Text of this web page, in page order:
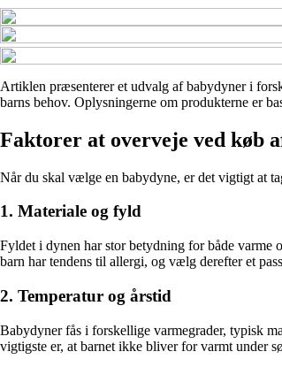
Artiklen præsenterer et udvalg af babydyner i
barns behov. Oplysningerne om produkterne er
Faktorer at overveje ved køb
Når du skal vælge en babydyne, er det vigtigt at
1. Materiale og fyld
Fyldet i dynen har stor betydning for både varme
barn har tendens til allergi, og vælg derefter et
2. Temperatur og årstid
Babydyner fås i forskellige varmegrader, typisk
vigtigste er, at barnet ikke bliver for varmt under